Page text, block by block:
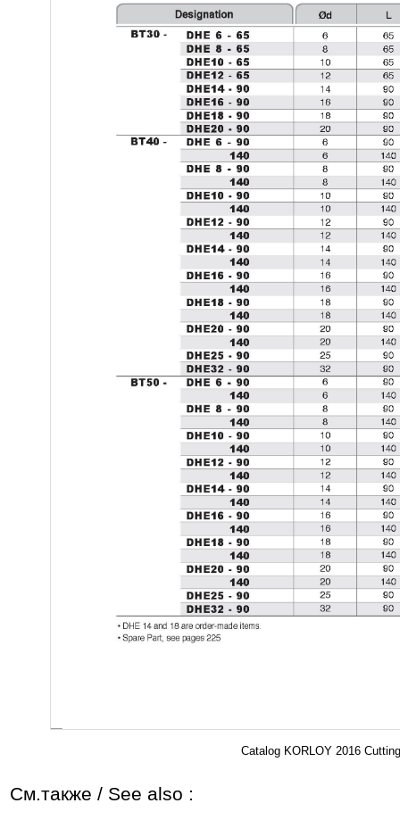
Catalog KORLOY 2016
См.также / See also :